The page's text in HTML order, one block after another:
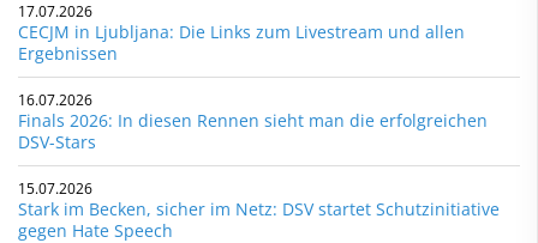
17.07.2026
CECJM in Ljubljana: Die Links zum Livestream und allen
Ergebnissen
16.07.2026
Finals 2026: In diesen Rennen sieht man die erfolgreichen
DSV-Stars
15.07.2026
Stark im Becken, sicher im Netz: DSV startet Schutzinitiative
gegen Hate Speech